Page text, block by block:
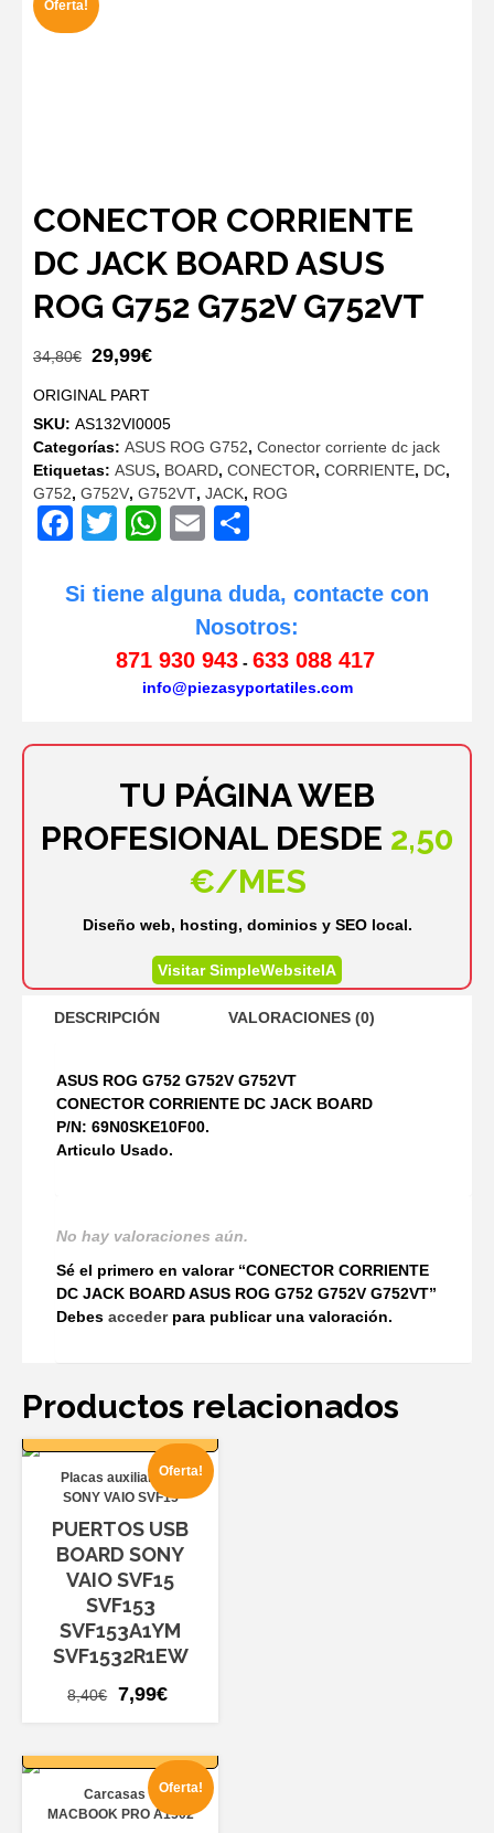
Oferta!
CONECTOR CORRIENTE
DC JACK BOARD ASUS
ROG G752 G752V G752VT
34,80€ El
original
era:
34,80€.
29,99€
es:
29,99€.
ORIGINAL PART
SKU: AS132VI0005
Categorías: ASUS ROG G752, Conector corriente dc jack
Etiquetas: ASUS, BOARD, CONECTOR, CORRIENTE, DC,
G752, G752V, G752VT, JACK, ROG
Facebook
TwitterWhatsApp
Email
Si tiene alguna duda, contacte con
Nosotros:
871 930 943- 633 088 417
info@piezasyportatiles.com
TU PÁGINA WEB
PROFESIONAL DESDE 2,50
€/MES
Diseño web, hosting, dominios y SEO local.
Visitar SimpleWebsiteIA
DESCRIPCIÓN VALORACIONES (0)
ASUS ROG G752 G752V G752VT
CONECTOR CORRIENTE DC JACK BOARD
P/N: 69N0SKE10F00.
Articulo Usado.
No hay valoraciones aún.
Sé el primero en valorar “CONECTOR CORRIENTE
DC JACK BOARD ASUS ROG G752 G752V G752VT”
Debes accederpara publicar una valoración.
Productos relacionados
AÑADIR AL
Oferta!
Placas auxiliares
SONY VAIO SVF15
PUERTOS USB
BOARD SONY
VAIO SVF15
SVF153
SVF153A1YM
SVF1532R1EW
8,40€
El
era:
8,40€.
7,99€
7,99€.
Oferta!
Carcasas
MACBOOK PRO A1502